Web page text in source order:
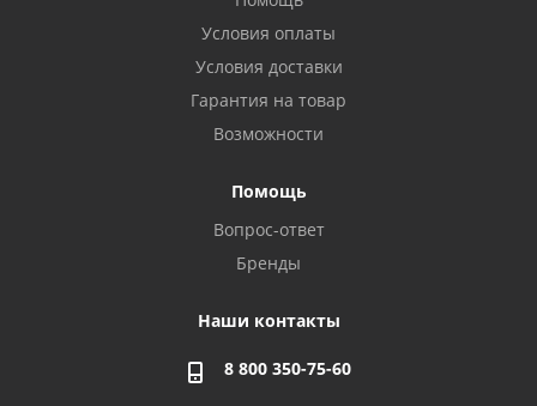
Условия оплаты
Условия доставки
Гарантия на товар
Возможности
Помощь
Вопрос-ответ
Бренды
Наши контакты
8 800 350-75-60